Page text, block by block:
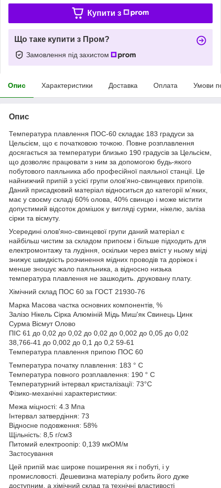
Купити з
Що таке купити з Пром?
Замовлення під захистом
Опис Характеристики Доставка Оплата Умови
Опис
Температура плавлення ПОС-60 складає 183 градуси за
Цельсієм, що є початковою точкою. Повне розплавлення
досягається за температури близько 190 градусів за Цельсієм,
що дозволяє працювати з ним за допомогою будь-якого
побутового паяльника або професійної паяльної станції. Це
найнижчий припій з усієї групи олов'яно-свинцевих припоїв.
Даний присадковий матеріал відноситься до категорії м'яких,
має у своєму складі 60% олова, 40% свинцю і може містити
допустимий відсоток домішок у вигляді сурми, нікелю, заліза
сірки та вісмуту.
Усередині олов'яно-свинцевої групи даний матеріал є
найбільш чистим за складом припоєм і більше підходить для
електромонтажу та лудіння, оскільки через вміст у ньому міді
знижує швидкість розчинення мідних проводів та доріжок і
менше зношує жало паяльника, а відносно низька
температура плавлення не зашкодить. друковану плату.
Хімічний склад ПОС 60 за ГОСТ 21930-76
Марка Масова частка основних компонентів, %
Залізо Нікель Сірка Алюміній Мідь Миш'як Свинець Цинк
Сурма Вісмут Олово
ПІС 61 до 0,02 до 0,02 до 0,02 до 0,002 до 0,05 до 0,02
38,766-41 до 0,002 до 0,1 до 0,2 59-61
Температура плавлення припою ПОС 60
Температура початку плавлення: 183 ° С
Температура повного розплавлення: 190 ° С
Температурний інтервал кристалізації: 73°С
Фізико-механічні характеристики:
Межа міцності: 4.3 Мпа
Інтервал затвердіння: 73
Відносне подовження: 58%
Щільність: 8,5 г/см3
Питомий електроопір: 0,139 мкОМ/м
Застосування
Цей припій має широке поширення як і побуті, і у
промисловості. Дешевизна матеріалу робить його дуже
доступним, а хімічний склад та технічні властивості